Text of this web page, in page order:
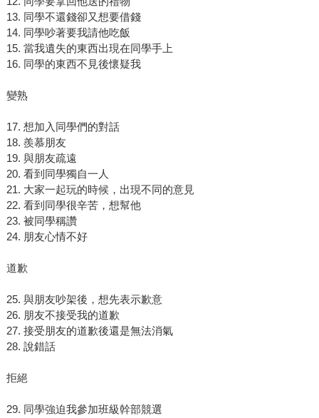
13. 同學不還錢卻又想要借錢
14. 同學吵著要我請他吃飯
15. 當我遺失的東西出現在同學手上
16. 同學的東西不見後懷疑我
變熟
17. 想加入同學們的對話
18. 羨慕朋友
19. 與朋友疏遠
20. 看到同學獨自一人
21. 大家一起玩的時候，出現不同的意見
22. 看到同學很辛苦，想幫他
23. 被同學稱讚
24. 朋友心情不好
道歉
25. 與朋友吵架後，想先表示歉意
26. 朋友不接受我的道歉
27. 接受朋友的道歉後還是無法消氣
28. 說錯話
拒絕
29. 同學強迫我參加班級幹部競選